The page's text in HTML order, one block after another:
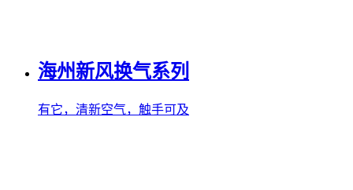
海州新风换气系列
有它，清新空气，触手可及